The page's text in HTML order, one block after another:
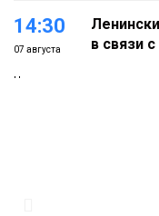
14:30
07 августа
Новости
в связи